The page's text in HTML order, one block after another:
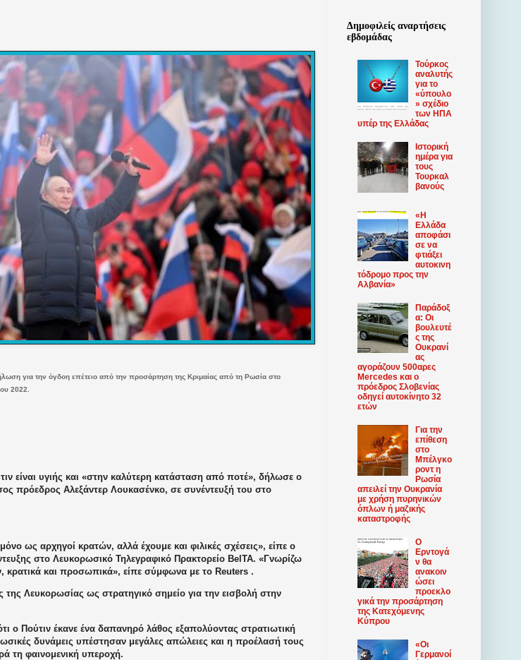
για την όγδοη επέτειο από την προσάρτηση της Κριμαίας από τη Ρωσία στο
2022.
είναι υγιής και «στην καλύτερη κατάσταση από ποτέ», δήλωσε ο
πρόεδρος Αλεξάντερ Λουκασένκο, σε συνέντευξή του στο
ως αρχηγοί κρατών, αλλά έχουμε και φιλικές σχέσεις», είπε ο
στο Λευκορωσικό Τηλεγραφικό Πρακτορείο BelTA. «Γνωρίζω
κρατικά και προσωπικά», είπε σύμφωνα με το Reuters .
Λευκορωσίας ως στρατηγικό σημείο για την εισβολή στην
ο Πούτιν έκανε ένα δαπανηρό λάθος εξαπολύοντας στρατιωτική
δυνάμεις υπέστησαν μεγάλες απώλειες και η προέλασή τους
τη φαινομενική υπεροχή.
Δημοφιλείς αναρτήσεις
εβδομάδας
Τούρκος
αναλυτής
για το
«ύπουλο
» σχέδιο
των ΗΠΑ
υπέρ της Ελλάδας
Ιστορική
ημέρα για
τους
Τουρκαλ
βανούς
«Η
Ελλάδα
αποφάσι
σε να
φτιάξει
αυτοκινη
τόδρομο προς την
Αλβανία»
Παράδοξ
α: Οι
βουλευτέ
ς της
Ουκρανί
ας
αγοράζουν 500αρες
Mercedes και ο
πρόεδρος Σλοβενίας
οδηγεί αυτοκίνητο 32
ετών
Για την
επίθεση
στο
Μπέλγκο
ροντ η
Ρωσία
απειλεί την Ουκρανία
με χρήση πυρηνικών
όπλων ή μαζικής
καταστροφής
Ο
Ερντογά
ν θα
ανακοιν
ώσει
προεκλο
γικά την προσάρτηση
της Κατεχόμενης
Κύπρου
«Οι
Γερμανοί